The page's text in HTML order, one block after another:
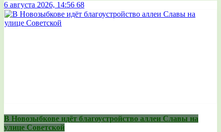
6 августа 2026, 14:56 68
В Новозыбкове идёт благоустройство аллеи Славы на
улице Советской